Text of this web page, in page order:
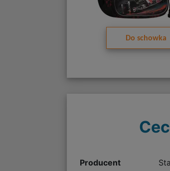
Do schowka
Producent